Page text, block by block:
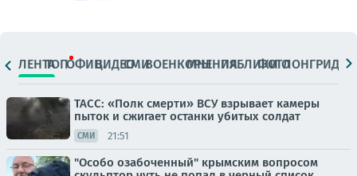
ЛЕНТАТОПОФИЦ.ВИДЕОСМИВОЕНКОРЫМНЕНИЯПАБЛИКИ
ФОТОЛОНГРИДЫ
ТАСС: «Полк смерти» ВСУ взрывает камеры
пыток и сжигает останки убитых солдат
СМИ 21:51
"Особо озабоченный" крымским вопросом